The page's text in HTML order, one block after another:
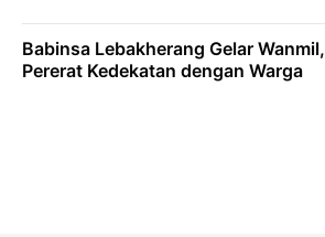
Babinsa Lebakherang Gelar Wanmil,
Pererat Kedekatan dengan Warga